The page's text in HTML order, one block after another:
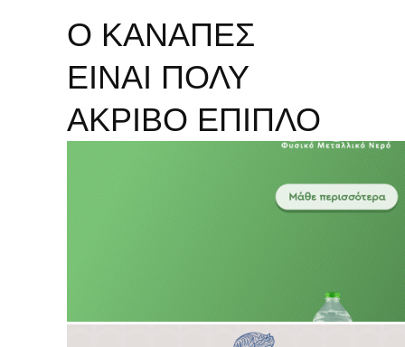
Ο ΚΑΝΑΠΕΣ
ΕΙΝΑΙ ΠΟΛΥ
ΑΚΡΙΒΟ ΕΠΙΠΛΟ